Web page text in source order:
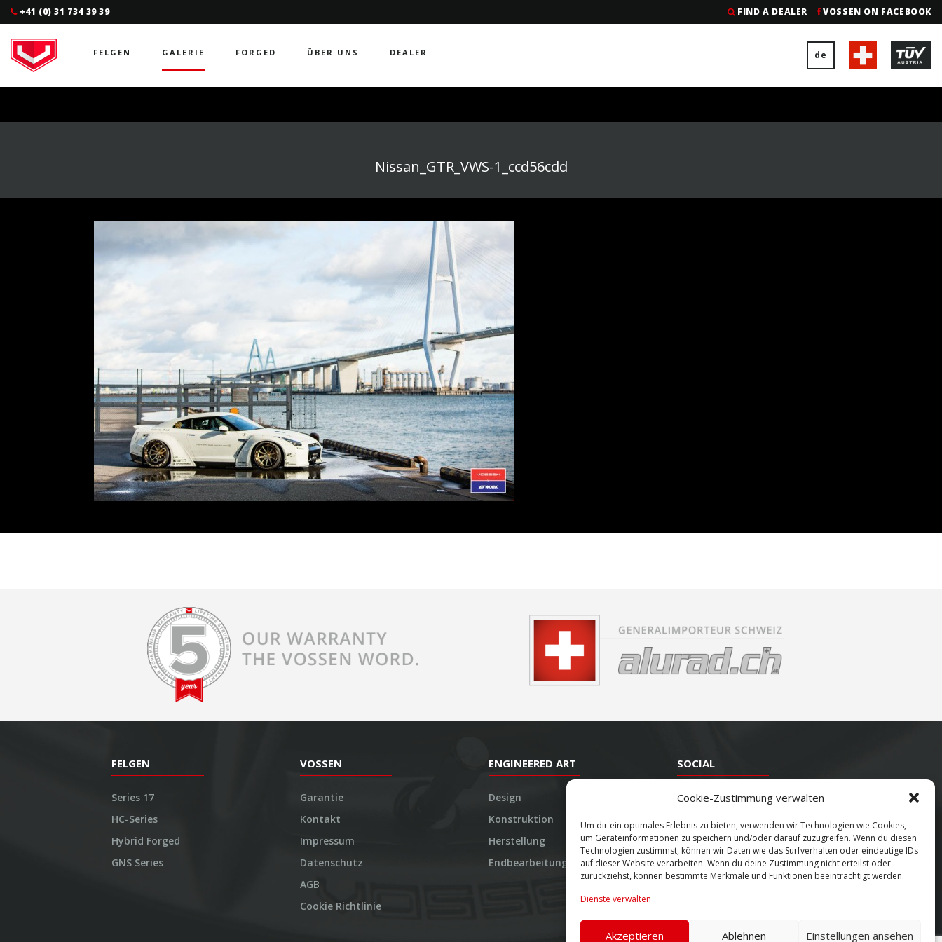
Cookie-Zustimmung verwalten
Um dir ein optimales Erlebnis zu bieten, verwenden wir Technologien wie Cookies,
um Geräteinformationen zu speichern und/oder darauf zuzugreifen. Wenn du diesen
Technologien zustimmst, können wir Daten wie das Surfverhalten oder eindeutige IDs
auf dieser Website verarbeiten. Wenn du deine Zustimmung nicht erteilst oder
zurückziehst, können bestimmte Merkmale und Funktionen beeinträchtigt werden.
Dienste verwalten
Akzeptieren Ablehnen Einstellungen ansehen
+41 (0) 31 734 39 39 FIND A DEALER VOSSEN ON FACEBOOK
FELGEN GALERIE FORGED ÜBER UNS DEALER de
Nissan_GTR_VWS-1_ccd56cdd
FELGEN
Series 17
HC-Series
Hybrid Forged
GNS Series
VOSSEN
Garantie
Kontakt
Impressum
Datenschutz
AGB
Cookie Richtlinie
ENGINEERED ART
Design
Konstruktion
Herstellung
Endbearbeitung
SOCIAL
Youtube
Twitter
Facebook
Instagram